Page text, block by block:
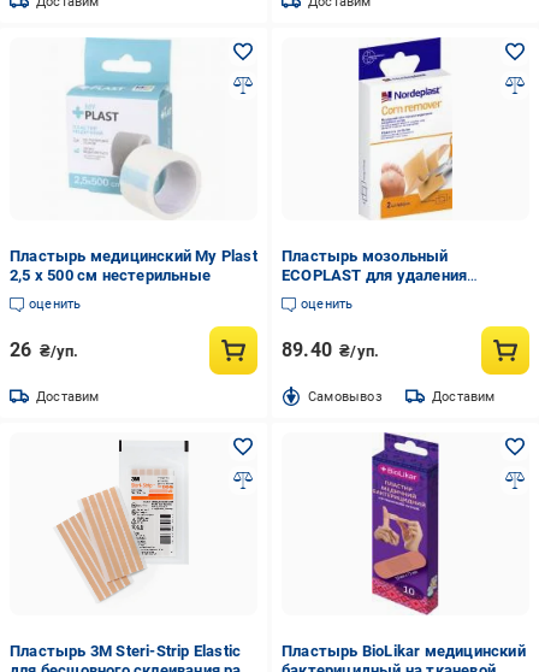
Пластырь медицинский My Plast
2,5 х 500 см нестерильные
оценить
26 ₴/уп.
Доставим
Пластырь мозольный
ECOPLAST для удаления
загрубевшей кожи 50х70 мм 2
шт.
оценить
89.40 ₴/уп.
Cамовывоз Доставим
Пластырь 3М Steri-Strip Elastic
Пластырь BioLikar медицинский